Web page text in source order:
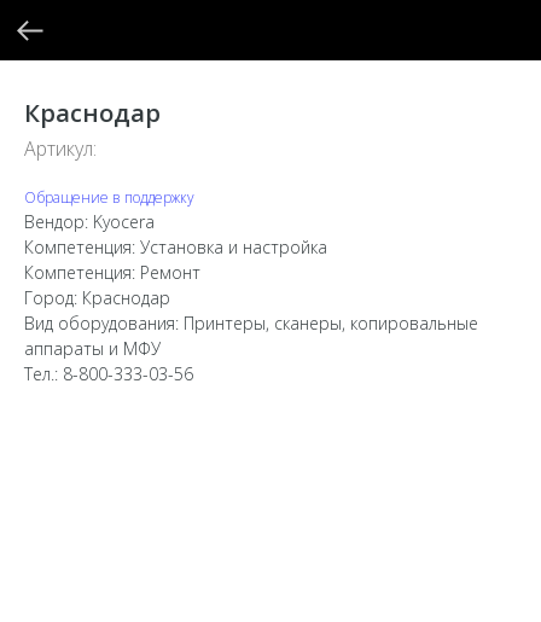
Краснодар
Артикул:
Обращение в поддержку
Вендор: Kyocera
Компетенция: Установка и настройка
Компетенция: Ремонт
Город: Краснодар
Вид оборудования: Принтеры, сканеры, копировальные
аппараты и МФУ
Тел.: 8-800-333-03-56